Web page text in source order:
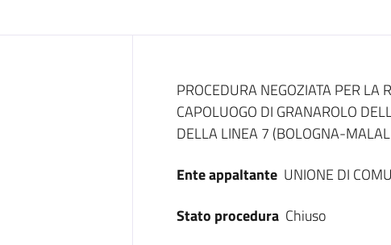
Dati del bando
PROCEDURA NEGOZIATA PER LA
CAPOLUOGO DI GRANAROLO
DELLA LINEA 7 (BOLOGNA-
Ente appaltante UNIONE DI
Stato procedura Chiuso